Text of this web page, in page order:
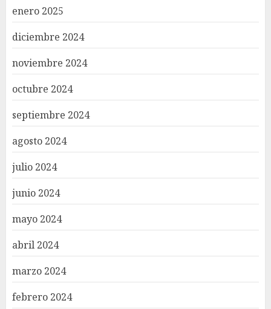
enero 2025
diciembre 2024
noviembre 2024
octubre 2024
septiembre 2024
agosto 2024
julio 2024
junio 2024
mayo 2024
abril 2024
marzo 2024
febrero 2024